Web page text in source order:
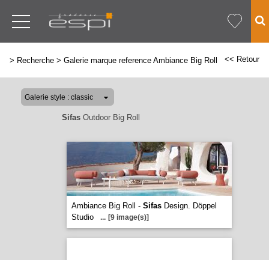
> Recherche > Galerie marque reference Ambiance Big Roll << Retour
SifasOutdoor Big Roll
Ambiance Big Roll - SifasDesign. Döppel
Studio
... [9 image(s)]